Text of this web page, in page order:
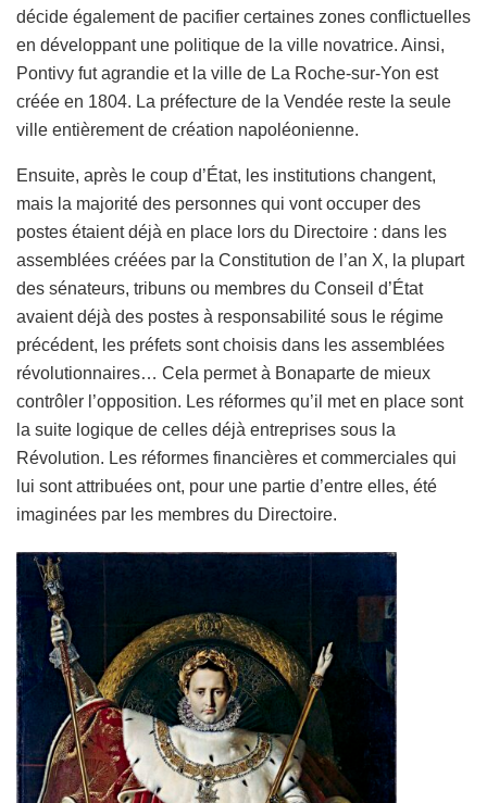
décide également de pacifier certaines zones conflictuelles
en développant une politique de la ville novatrice. Ainsi,
Pontivy fut agrandie et la ville de La Roche-sur-Yon est
créée en 1804. La préfecture de la Vendée reste la seule
ville entièrement de création napoléonienne.
Ensuite, après le coup d’État, les institutions changent,
mais la majorité des personnes qui vont occuper des
postes étaient déjà en place lors du Directoire : dans les
assemblées créées par la Constitution de l’an X, la plupart
des sénateurs, tribuns ou membres du Conseil d’État
avaient déjà des postes à responsabilité sous le régime
précédent, les préfets sont choisis dans les assemblées
révolutionnaires… Cela permet à Bonaparte de mieux
contrôler l’opposition. Les réformes qu’il met en place sont
la suite logique de celles déjà entreprises sous la
Révolution. Les réformes financières et commerciales qui
lui sont attribuées ont, pour une partie d’entre elles, été
imaginées par les membres du Directoire.